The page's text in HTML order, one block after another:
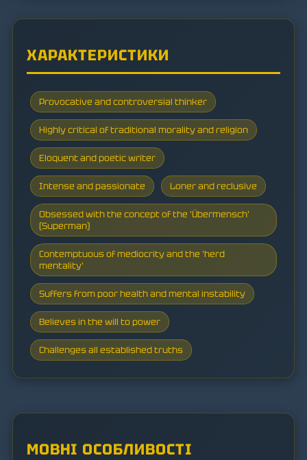
ХАРАКТЕРИСТИКИ
Provocative and controversial thinker
Highly critical of traditional morality and religion
Eloquent and poetic writer
Intense and passionate Loner and reclusive
Obsessed with the concept of the 'Übermensch'
(Superman)
Contemptuous of mediocrity and the 'herd
mentality'
Suffers from poor health and mental instability
Believes in the will to power
Challenges all established truths
МОВНІ ОСОБЛИВОСТІ